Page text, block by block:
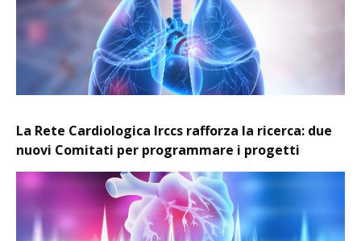
La Rete Cardiologica Irccs rafforza la ricerca: due
nuovi Comitati per programmare i progetti